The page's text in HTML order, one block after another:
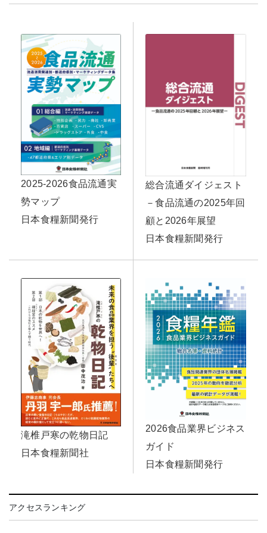
2025-2026食品流通実
勢マップ
日本食糧新聞発行
総合流通ダイジェスト
－食品流通の2025年回
顧と2026年展望
日本食糧新聞発行
滝椎戸寒の乾物日記
日本食糧新聞社
2026食品業界ビジネス
ガイド
日本食糧新聞発行
アクセスランキング